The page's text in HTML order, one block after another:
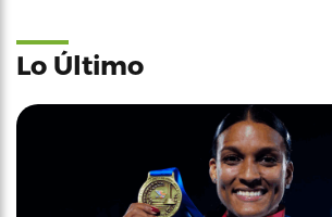
Lo Último